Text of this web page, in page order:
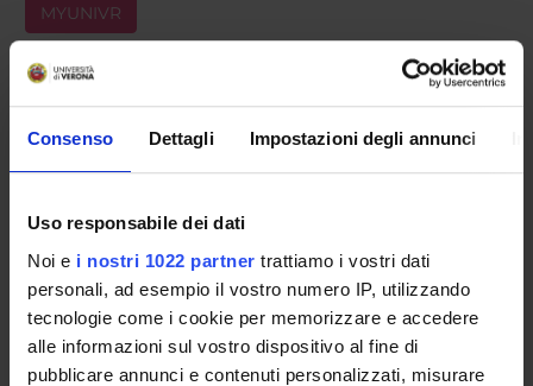
Consenso Dettagli Impostazioni degli annunci
Uso responsabile dei dati
Noi e i nostri 1022 partner trattiamo i vostri dati
personali, ad esempio il vostro numero IP, utilizzando
tecnologie come i cookie per memorizzare e accedere
alle informazioni sul vostro dispositivo al fine di
pubblicare annunci e contenuti personalizzati, misurare
MYUNIVR
Come iscriversi
Calendario didattico
Calendario esami
Bacheca avvisi
Proposte tesi e stage